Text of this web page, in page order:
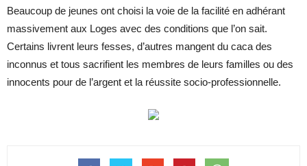
Beaucoup de jeunes ont choisi la voie de la facilité en adhérant
massivement aux Loges avec des conditions que l’on sait.
Certains livrent leurs fesses, d’autres mangent du caca des
inconnus et tous sacrifient les membres de leurs familles ou des
innocents pour de l’argent et la réussite socio-professionnelle.